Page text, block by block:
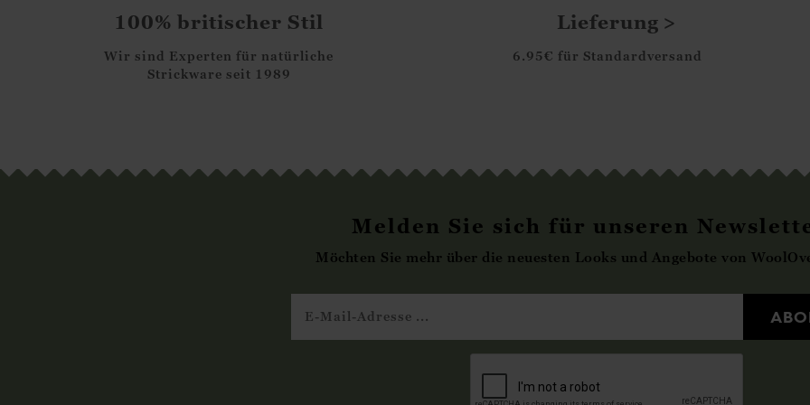
100% britischer Stil
Wir sind Experten für natürliche
Strickware seit 1989
Lieferung
6.95€ für Standardversand
Melden Sie sich für unseren
Möchten Sie mehr über die neuesten Looks und Angebote von